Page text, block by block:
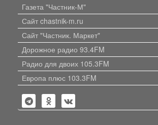
Газета "Частник-М"
Сайт chastnik-m.ru
Сайт "Частник. Маркет"
Дорожное радио 93.4FM
Радио для двоих 105.3FM
Европа плюс 103.3FM